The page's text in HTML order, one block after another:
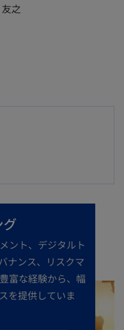
之
ント、デジタルト
ナンス、リスクマ
富な経験から、幅
を提供していま